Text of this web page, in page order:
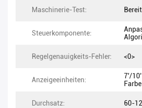
Maschinerie-Test:
Steuerkomponente:
Regelgenauigkeits-Fehler: <0>
Anzeigeeinheiten:
7'/10'
Farbe
Durchsatz: 60-